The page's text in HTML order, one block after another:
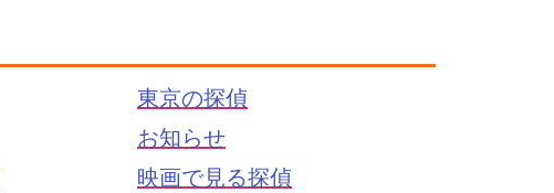
東京の探偵
お知らせ
映画で見る探偵